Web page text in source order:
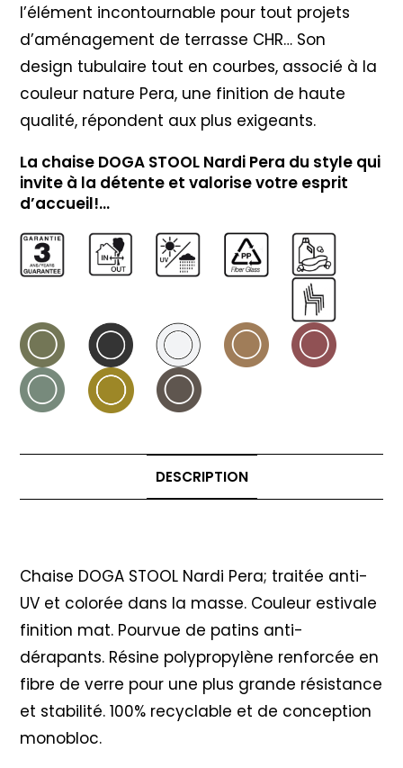
l’élément incontournable pour tout projets
d’aménagement de terrasse CHR… Son
design tubulaire tout en courbes, associé à la
couleur nature Pera, une finition de haute
qualité, répondent aux plus exigeants.
La chaise DOGA STOOL Nardi Pera du style qui
invite à la détente et valorise votre esprit
d’accueil!…
DESCRIPTION
Chaise DOGA STOOL Nardi Pera; traitée anti-
UV et colorée dans la masse. Couleur estivale
finition mat. Pourvue de patins anti-
dérapants. Résine polypropylène renforcée en
fibre de verre pour une plus grande résistance
et stabilité. 100% recyclable et de conception
monobloc.